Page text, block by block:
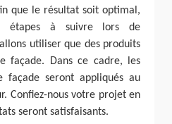
que le résultat soit optimal,
étapes à suivre lors de
utiliser que des produits
façade. Dans ce cadre, les
façade seront appliqués au
Confiez-nous votre projet en
seront satisfaisants.